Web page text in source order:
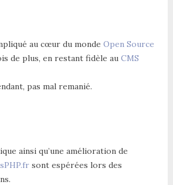
au cœur du monde Open Source
de plus, en restant fidèle au CMS
pas mal remanié.
ainsi qu’une amélioration de
sont espérées lors des